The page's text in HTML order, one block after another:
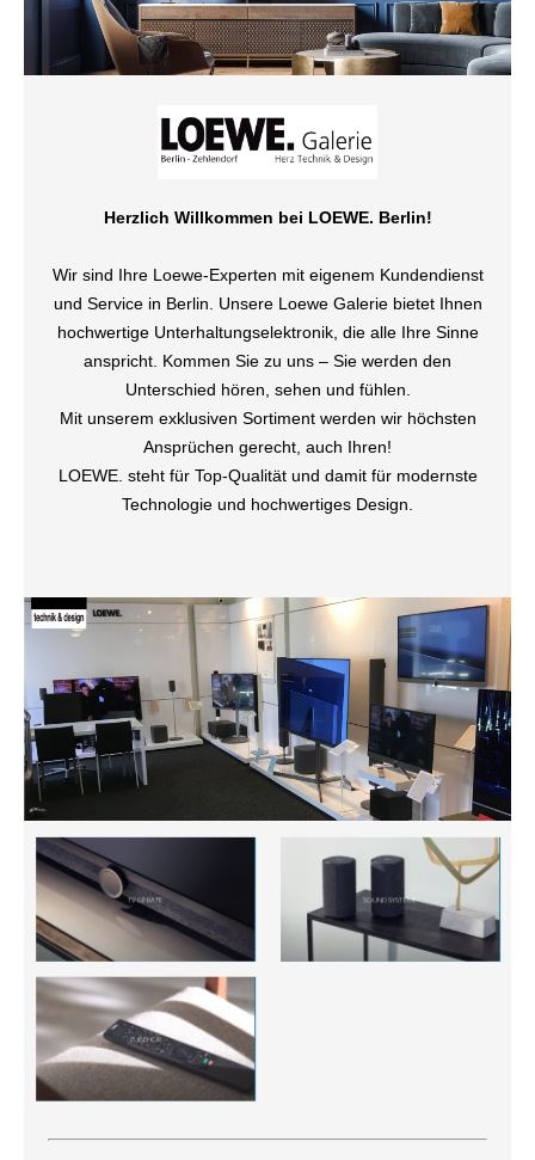
Herzlich Willkommen bei LOEWE. Berlin!
Wir sind Ihre Loewe-Experten mit eigenem Kundendienst
und Service in Berlin. Unsere Loewe Galerie bietet Ihnen
hochwertige Unterhaltungselektronik, die alle Ihre Sinne
anspricht. Kommen Sie zu uns – Sie werden den
Unterschied hören, sehen und fühlen.
Mit unserem exklusiven Sortiment werden wir höchsten
Ansprüchen gerecht, auch Ihren!
LOEWE. steht für Top-Qualität und damit für modernste
Technologie und hochwertiges Design.
TV GERÄTE SOUNDSYSTEME
ZUBEHÖR